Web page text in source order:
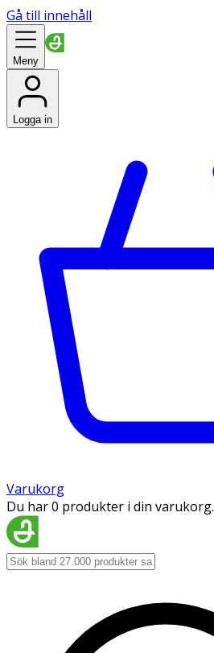
Gå till innehåll
Meny
Logga in
Varukorg
Du har 0 produkter i din varukorg.